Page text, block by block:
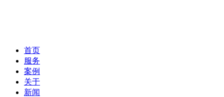
首页
服务
案例
关于
新闻